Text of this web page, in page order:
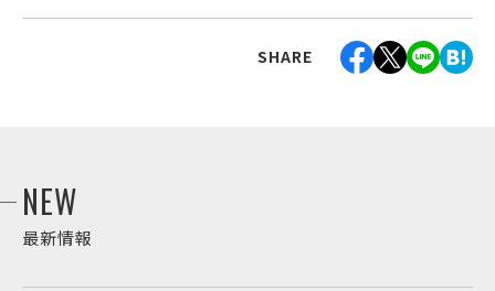
SHARE
NEW
最新情報